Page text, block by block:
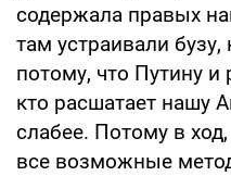
содержала правых
там устраивали
потому, что Путину и
кто расшатает нашу
слабее. Потому в
все возможные